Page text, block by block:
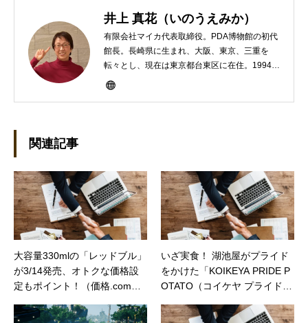
井上 真花（いのうえみか）
有限会社マイカ代表取締役。PDA博物館の初代
館長。長崎県に生まれ、大阪、東京、三重を
転々とし、現在は東京都台東区に在住。1994年
にHP100LXと出会ったのをきかっけに、フリ
制作。プライベートでは、井上円了哲学塾の第
一期修了生として「哲学カフェ＠神保町」の世
話人、2020年以降は「なごテツ」のオンライン
カフェの世話人を務める。趣味は考えること。
関連記事
大容量330mlの「レッドブル」
が3/14発売、オトクな価格設
定もポイント！（価格.comマ
いざ実食！ 湖池屋がプライド
をかけた「KOIKEYA PRIDE P
OTATO（コイケヤ プライド
なのか？（価格コムマガジ